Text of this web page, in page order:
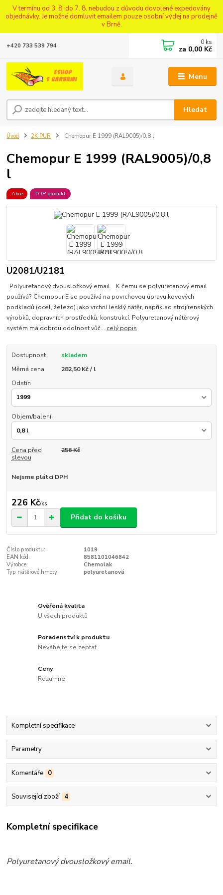
V termínu od 3. 8. do 7. 8. nebudou z důvodu dovolené expedovány
objednávky. Je možné domluvit emailem pouze osobní výdej na prodejně
v Brně.
Menu
Hledat
+420 733 539 794 0 ks
za 0,00 Kč
Úvod 2K PUR Chemopur E 1999 (RAL9005)/0,8 l
Chemopur E 1999 (RAL9005)/0,8
l
Akce TOP produkt
U2081/U2181
Polyuretanový dvousložkový email. K čemu se polyuretanový email
používá? Chemopur E se používá na povrchovou úpravu kovových
podkladů (ocel, železo) jako vrchní lesklý nátěr, například strojírenských
výrobků, dopravních prostředků, konstrukcí. Polyuretanový nátěrový
systém má dobrou odolnost vůč... celý popis
Dostupnost
skladem
Měrná cena
282,50 Kč / l
Odstín
Objem/balení:
Cena před
slevou
256 Kč
Nejsme plátci DPH
226 Kč/ks
Přidat do košíku
Číslo produktu:
1019
EAN kód:
8581101046842
Výrobce:
Chemolak
Typ nátěrové hmoty:
polyuretanová
Ověřená kvalita
U všech produktů
Poradenství k produktu
Neváhejte se zeptat
Ceny
Rozumné
Kompletní specifikace
Parametry
Komentáře 0
Související zboží 4
Kompletní specifikace
Polyuretanový dvousložkový email.